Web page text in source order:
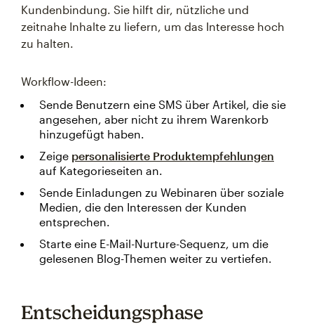
Kundenbindung. Sie hilft dir, nützliche und
zeitnahe Inhalte zu liefern, um das Interesse hoch
zu halten.
Workflow-Ideen:
Sende Benutzern eine SMS über Artikel, die sie
angesehen, aber nicht zu ihrem Warenkorb
hinzugefügt haben.
Zeige personalisierte Produktempfehlungen
auf Kategorieseiten an.
Sende Einladungen zu Webinaren über soziale
Medien, die den Interessen der Kunden
entsprechen.
Starte eine E-Mail-Nurture-Sequenz, um die
gelesenen Blog-Themen weiter zu vertiefen.
Entscheidungsphase